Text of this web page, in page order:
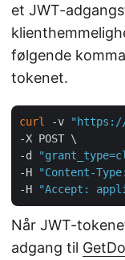
et JWT-
følgende
tokenet.
curl -v "https://
-X POST \
-d
-H
"Content-
-H
"Accept:
Når JWT-
adgang til